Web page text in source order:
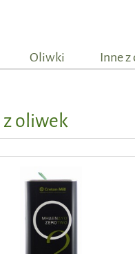
Oliwki Inne
oliwek